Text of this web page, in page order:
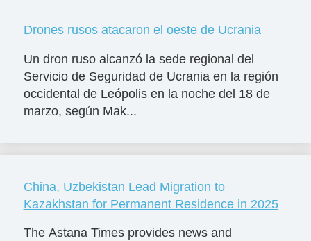
Drones rusos atacaron el oeste de Ucrania
Un dron ruso alcanzó la sede regional del
Servicio de Seguridad de Ucrania en la región
occidental de Leópolis en la noche del 18 de
marzo, según Mak...
China, Uzbekistan Lead Migration to
Kazakhstan for Permanent Residence in 2025
The Astana Times provides news and